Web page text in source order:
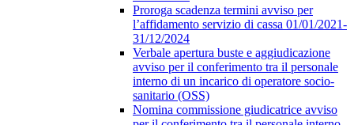
Proroga scadenza termini avviso per
l’affidamento servizio di cassa 01/01/2021-
31/12/2024
Verbale apertura buste e aggiudicazione
avviso per il conferimento tra il personale
interno di un incarico di operatore socio-
sanitario (OSS)
Nomina commissione giudicatrice avviso